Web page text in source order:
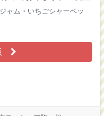
ャム・いちごシャーベッ